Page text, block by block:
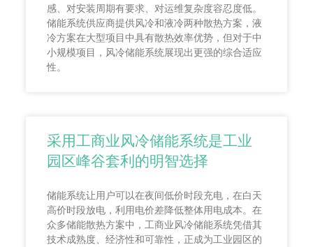
感、对安装周期有要求、对运维复杂度容忍度低。
储能系统供应商提供风冷和液冷两种散热方案，液
冷方案在大型项目中具有散热效率优势，但对于中
小规模项目，风冷储能系统展现出更强的综合适应
性。
采用工商业风冷储能系统是工业
园区峰谷套利的明智选择
储能系统让用户可以在夜间低价时段充电，在白天
高价时段放电，利用电价差降低整体用电成本。在
众多储能散热方案中，工商业风冷储能系统凭借其
技术成熟度、经济性和可靠性，正成为工业园区的